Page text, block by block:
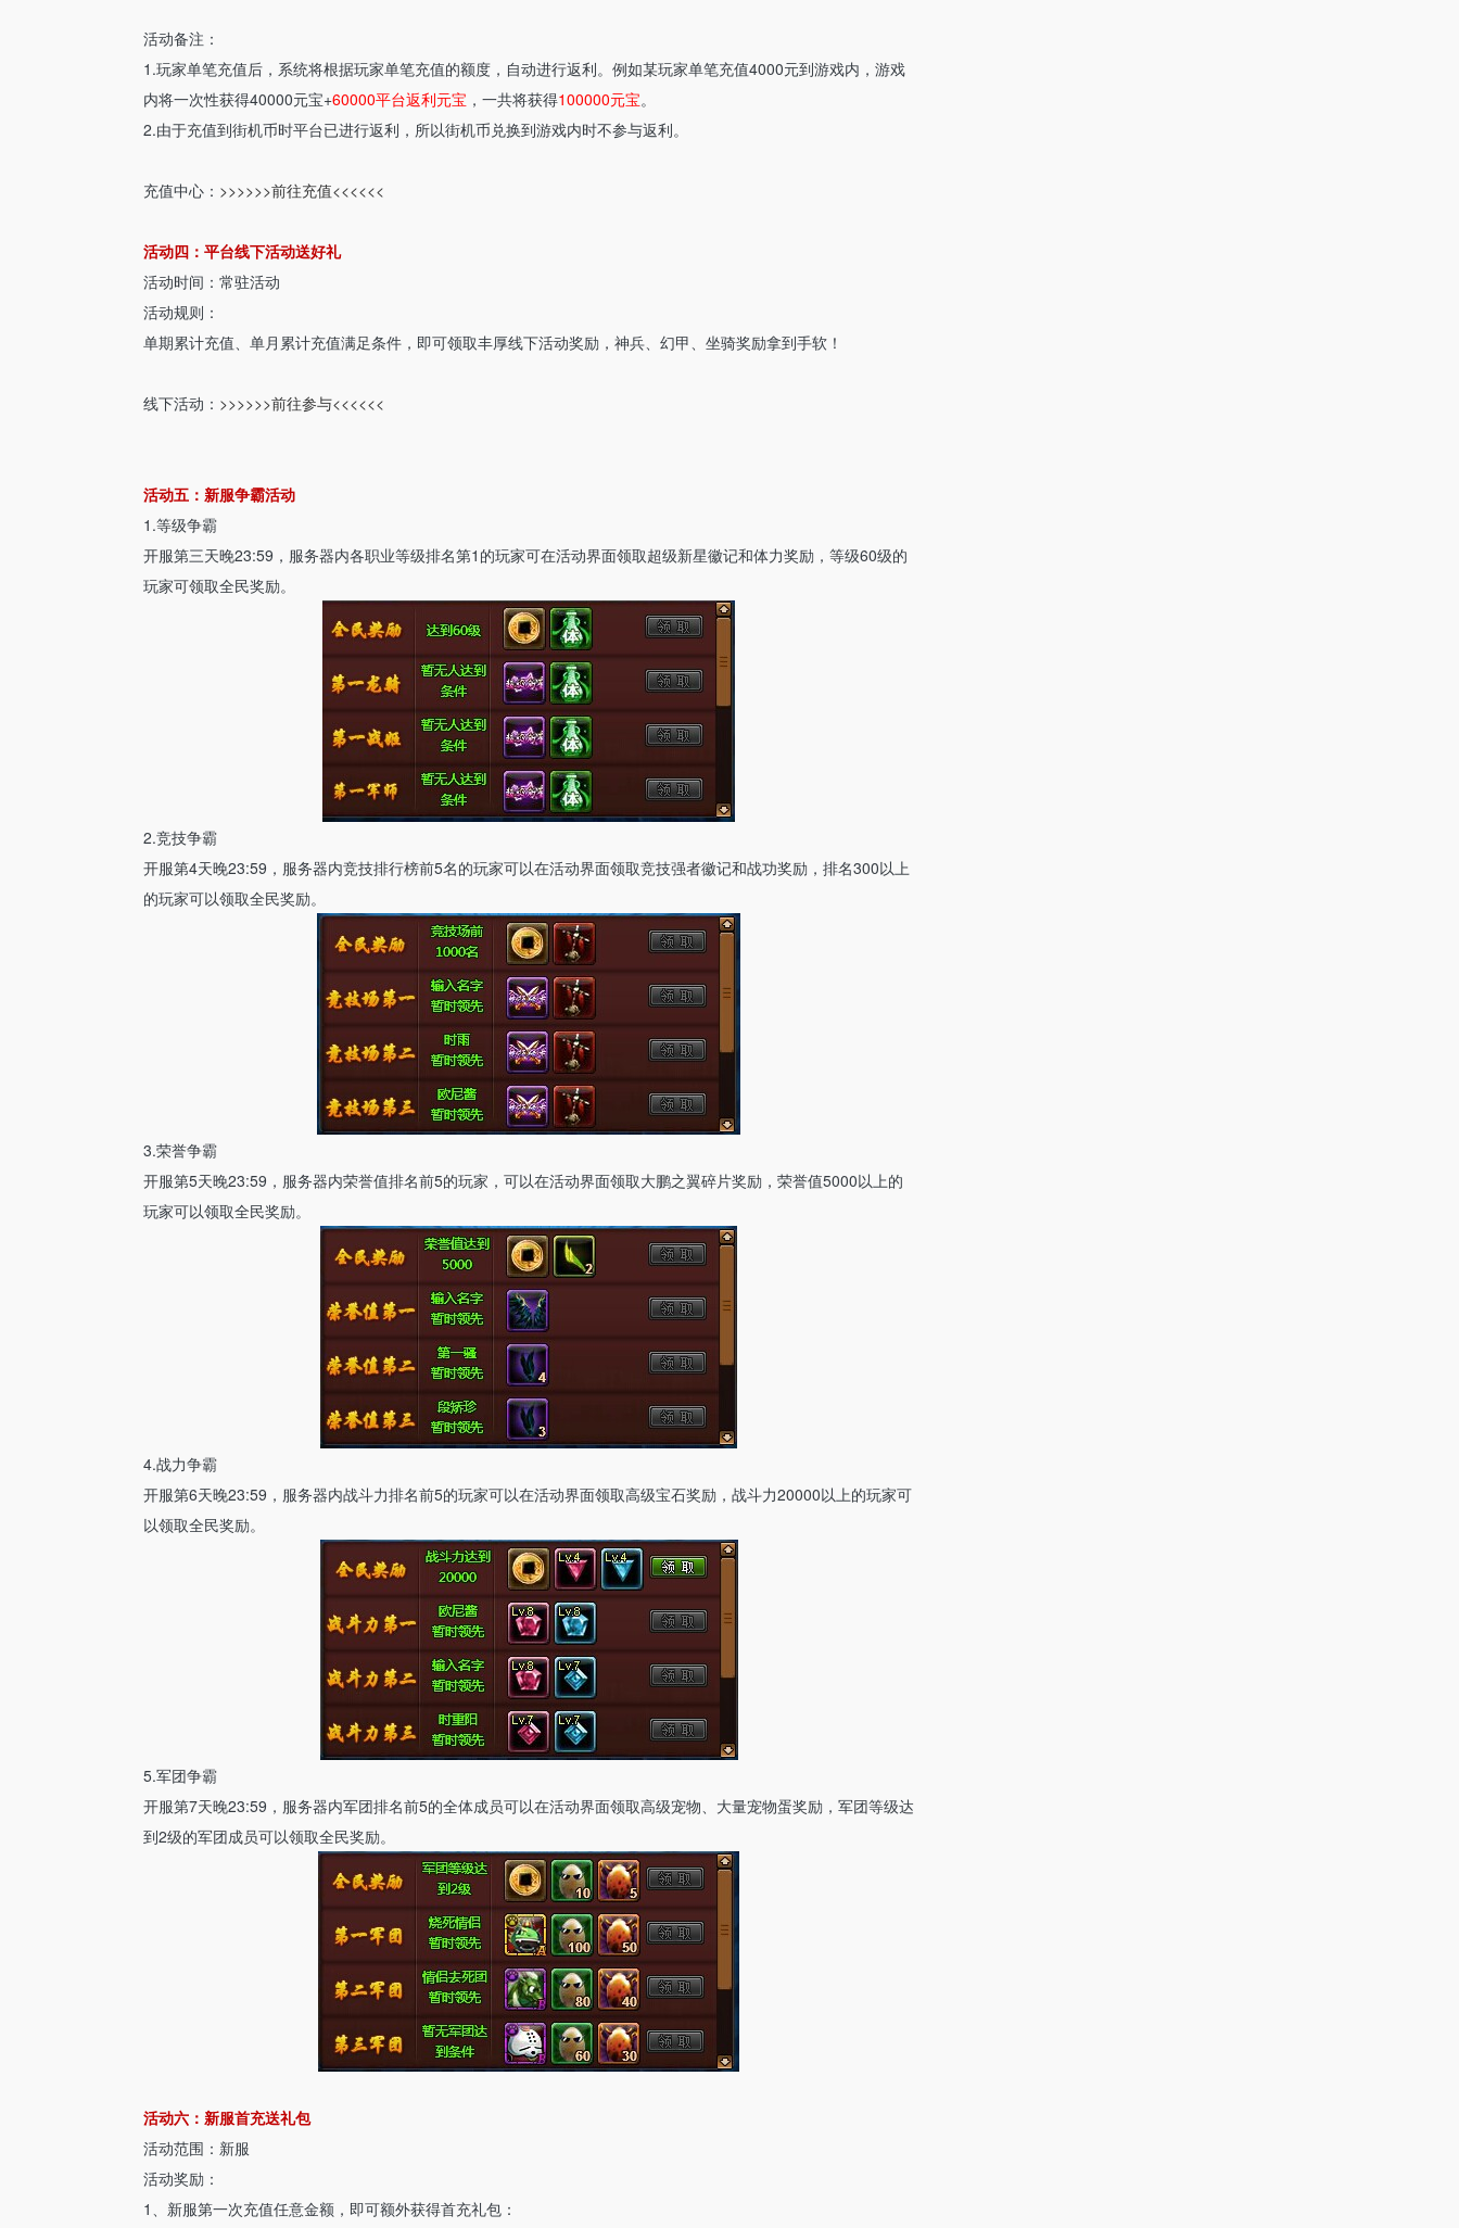
活动备注：
1.玩家单笔充值后，系统将根据玩家单笔充值的额度，自动进行返利。例如某玩家单笔充值4000元到游戏内，游戏
内将一次性获得40000元宝+60000平台返利元宝 ，一共将获得100000元宝。
2.由于充值到街机币时平台已进行返利，所以街机币兑换到游戏内时不参与返利。
充值中心： >>>>>>前往充值<<<<<<
活动四：平台线下活动送好礼
活动时间：常驻活动
活动规则：
单期累计充值、单月累计充值满足条件，即可领取丰厚线下活动奖励，神兵、幻甲、坐骑奖励拿到手软！
线下活动： >>>>>>前往参与<<<<<<
活动五：新服争霸活动
1.等级争霸
开服第三天晚23:59，服务器内各职业等级排名第1的玩家可在活动界面领取超级新星徽记和体力奖励，等级60级的
玩家可领取全民奖励。
2.竞技争霸
开服第4天晚23:59，服务器内竞技排行榜前5名的玩家可以在活动界面领取竞技强者徽记和战功奖励，排名300以上
的玩家可以领取全民奖励。
3.荣誉争霸
开服第5天晚23:59，服务器内荣誉值排名前5的玩家，可以在活动界面领取大鹏之翼碎片奖励，荣誉值5000以上的
玩家可以领取全民奖励。
4.战力争霸
开服第6天晚23:59，服务器内战斗力排名前5的玩家可以在活动界面领取高级宝石奖励，战斗力20000以上的玩家可
以领取全民奖励。
5.军团争霸
开服第7天晚23:59，服务器内军团排名前5的全体成员可以在活动界面领取高级宠物、大量宠物蛋奖励，军团等级达
到2级的军团成员可以领取全民奖励。
活动六：新服首充送礼包
活动范围：新服
活动奖励：
1、新服第一次充值任意金额，即可额外获得首充礼包：